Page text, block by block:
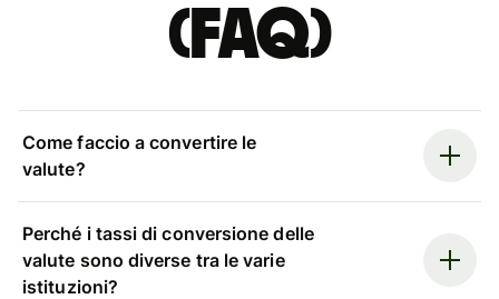
(FAQ)
Come faccio a convertire le
valute?
Perché i tassi di conversione delle
valute sono diverse tra le varie
istituzioni?